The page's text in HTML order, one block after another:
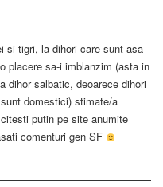
si tigri, la dihori care sunt asa
placere sa-i imblanzim (asta in
dihor salbatic, deoarece dihori
domestici) stimate/a
putin pe site anumite
comenturi gen SF